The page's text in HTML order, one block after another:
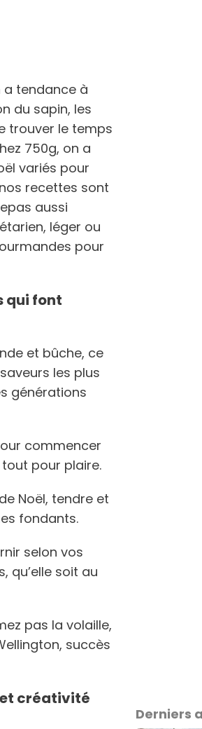
a tendance à
du sapin, les
trouver le temps
750g, on a
variés pour
recettes sont
aussi
léger ou
pour
qui font
et bûche, ce
les plus
générations
commencer
pour plaire.
Noël, tendre et
fondants.
selon vos
qu’elle soit au
pas la volaille,
succès
et créativité
Derniers